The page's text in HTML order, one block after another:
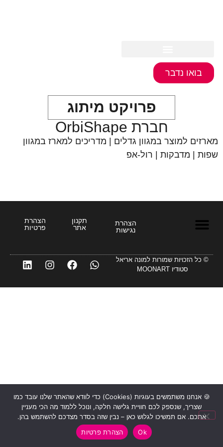
בואו נדבר
פרויקט מיתוג
חברת OrbiShape
מארזים למוצר במגוון גדלים | מדריכים למארז במגוון
שפות | מדבקות | רול-אפ
הצהרת
פרטיות
תקנון
אתר
הצהרת
נגישות
© כל הזכויות שמורות למונה אריאל
סטודיו MOONART
🍪 אנחנו משתמשים בעוגיות (Cookies) כדי לוודא שהאתר שלנו עובד כמו
שצריך, שנספק לכם חוויית גלישה חלקה, ונוכל ללמוד מה הכי מעניין
אתכם. אם תמשיכו לגלוש כאן – נבין שזה בסדר מצדכם להשתמש בהן.
Ok
הצהרת פרטיות